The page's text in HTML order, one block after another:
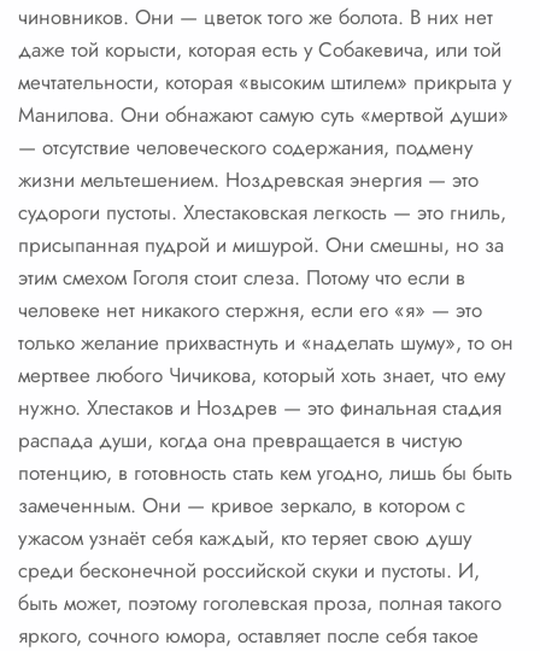
чиновников. Они — цветок того же болота. В них нет
даже той корысти, которая есть у Собакевича, или той
мечтательности, которая «высоким штилем» прикрыта у
Манилова. Они обнажают самую суть «мертвой души»
— отсутствие человеческого содержания, подмену
жизни мельтешением. Ноздревская энергия — это
судороги пустоты. Хлестаковская легкость — это гниль,
присыпанная пудрой и мишурой. Они смешны, но за
этим смехом Гоголя стоит слеза. Потому что если в
человеке нет никакого стержня, если его «я» — это
только желание прихвастнуть и «наделать шуму», то он
мертвее любого Чичикова, который хоть знает, что ему
нужно. Хлестаков и Ноздрев — это финальная стадия
распада души, когда она превращается в чистую
потенцию, в готовность стать кем угодно, лишь бы быть
замеченным. Они — кривое зеркало, в котором с
ужасом узнаёт себя каждый, кто теряет свою душу
среди бесконечной российской скуки и пустоты. И,
быть может, поэтому гоголевская проза, полная такого
яркого, сочного юмора, оставляет после себя такое